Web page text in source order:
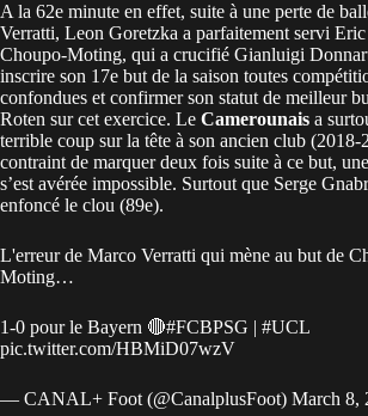
A la 62e minute en effet, suite à une perte de
Verratti, Leon Goretzka a parfaitement servi
Choupo-Moting, qui a crucifié Gianluigi
inscrire son 17e but de la saison toutes
confondues et confirmer son statut de meilleur
Roten sur cet exercice. Le Camerounais a
terrible coup sur la tête à son ancien club (2018-
contraint de marquer deux fois suite à ce but,
s’est avérée impossible. Surtout que Serge
enfoncé le clou (89e).
L'erreur de Marco Verratti qui mène au but de
Moting…
1-0 pour le Bayern 🔴#FCBPSG | #UCL
pic.twitter.com/HBMiD07wzV
— CANAL+ Foot (@CanalplusFoot) March 8,